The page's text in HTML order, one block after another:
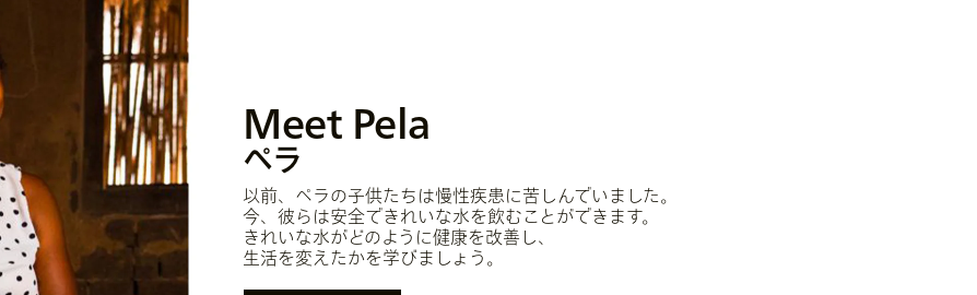
Meet Pela
ペラ
以前、ペラの子供たちは慢性疾患に苦しんでいました。
今、彼らは安全できれいな水を飲むことができます。
きれいな水がどのように健康を改善し、
生活を変えたかを学びましょう。